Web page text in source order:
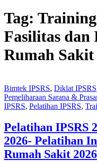
Tag:
Fasilitas dan
Rumah Sakit
Bimtek IPSRS, Diklat IPSRS
Pemeliharaan Sarana &
IPSRS, Pelatihan IPSRS,
Pelatihan IPSRS
2026- Pelatihan
Rumah Sakit 2026